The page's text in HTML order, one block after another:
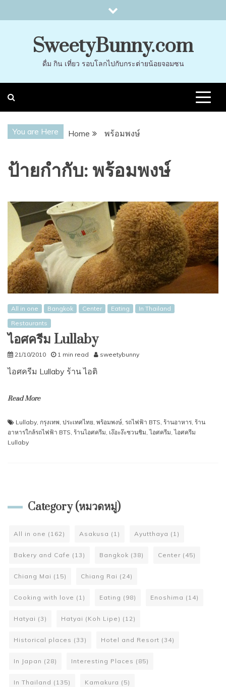
to
SweetyBunny.com
ดื่ม กิน เที่ยว รอบโลกไปกับกระต่ายน้อยจอมซน
You are Here Home พร้อมพงษ์
ป้ายกำกับ:พร้อมพงษ์
All in one Bangkok Center Eating
In Thailand
Restaurants
ไอศครีม Lullaby
21/10/2010 1 min read sweetybunny
ไอศครีม Lullaby ร้าน ไอติ
Read More
Lullaby, กรุงเทพ, ประเทศไทย, พร้อมพงษ์, รถไฟฟ้า BTS, ร้านอาหาร, ร้าน
อาหารใกล้รถไฟฟ้า BTS, ร้านไอศครีม, เง๊อะง๊ะชวนชิม,ไอศครีม,ไอศครีม
Lullaby
Category (หมวดหมู่)
All in one (162) Asakusa (1) Ayutthaya (1)
Bakery and Cafe (13) Bangkok (38) Center (45)
Chiang Mai (15) Chiang Rai (24)
Cooking with love (1) Eating (98) Enoshima (14)
Hatyai (3) Hatyai (Koh Lipe) (12)
Historical places (33) Hotel and Resort (34)
In Japan (28) Interesting Places (85)
In Thailand (135) Kamakura (5)